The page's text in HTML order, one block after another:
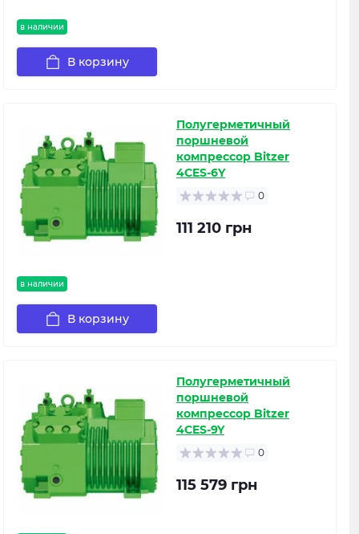
в наличии
В корзину
в наличии
Полугерметичный
поршневой
компрессор Bitzer
4CES-6Y
0
111 210 грн
В корзину
Полугерметичный
поршневой
компрессор Bitzer
4CES-9Y
0
115 579 грн